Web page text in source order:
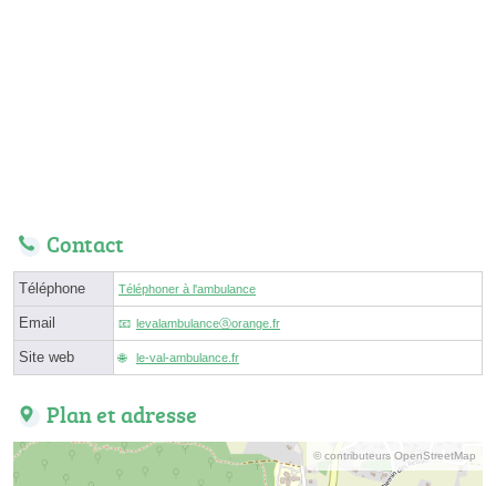
Contact
Téléphone Téléphoner à l'ambulance
Email levalambulanceⓐorange.fr
Site web le-val-ambulance.fr
Plan et adresse
© contributeurs OpenStreetMap